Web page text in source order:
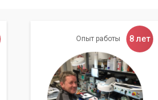
Опыт работы 8 лет